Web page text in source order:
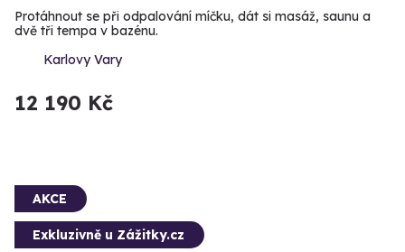
Protáhnout se při odpalování míčku, dát si masáž, saunu a
dvě tři tempa v bazénu.
Karlovy Vary
12 190 Kč
AKCE
Exkluzivně u Zážitky.cz